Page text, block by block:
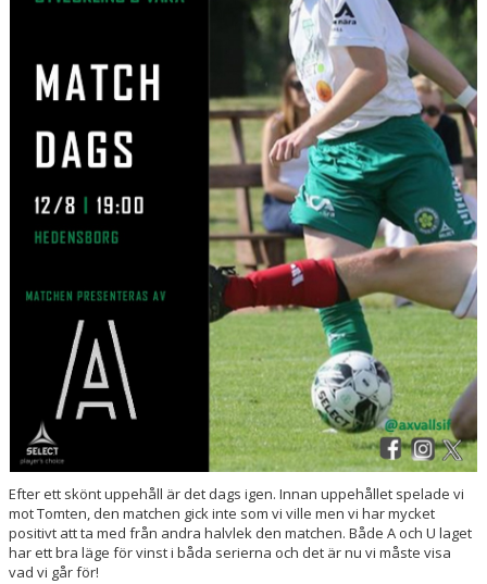
Efter ett skönt uppehåll är det dags igen. Innan uppehållet spelade vi
mot Tomten, den matchen gick inte som vi ville men vi har mycket
positivt att ta med från andra halvlek den matchen. Både A och U laget
har ett bra läge för vinst i båda serierna och det är nu vi måste visa
vad vi går för!